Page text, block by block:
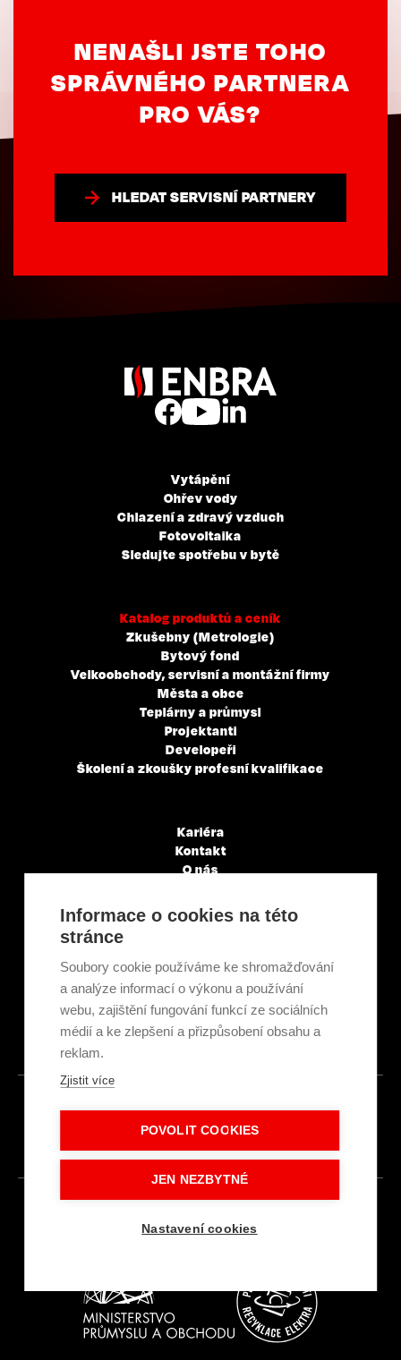
NENAŠLI JSTE TOHO
SPRÁVNÉHO PARTNERA
PRO VÁS?
HLEDAT SERVISNÍ PARTNERY
Vytápění
Ohřev vody
Chlazení a zdravý vzduch
Fotovoltaika
Sledujte spotřebu v bytě
Katalog produktů a ceník
Zkušebny (Metrologie)
Bytový fond
Velkoobchody, servisní a montážní firmy
Města a obce
Teplárny a průmysl
Projektanti
Developeři
Školení a zkoušky profesní kvalifikace
Kariéra
Kontakt
O nás
Články a novinky
GDPR & Cookies
Ekologická recyklace
Projekty EU
Intranet - Přihlášení
Přihlášení
© 2026
Informace o cookies na této
stránce
Soubory cookie používáme ke shromažďování
a analýze informací o výkonu a používání
webu, zajištění fungování funkcí ze sociálních
médií a ke zlepšení a přizpůsobení obsahu a
reklam.
Zjistit více
POVOLIT COOKIES
JEN NEZBYTNÉ
Nastavení cookies